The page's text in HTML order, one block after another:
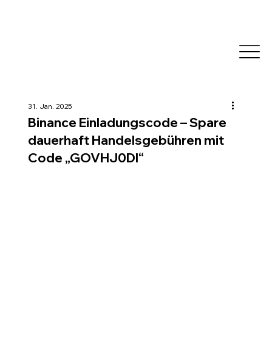
Binance Einladungscode – Spare
dauerhaft Handelsgebühren mit
Code „GOVHJ0DI“
31. Jan. 2025